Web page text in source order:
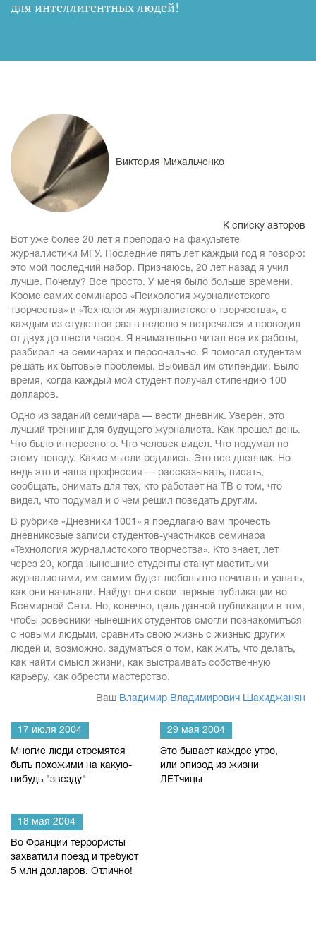
для интеллигентных людей!
Виктория Михальченко
К списку авторов
Вот уже более 20 лет я преподаю на факультете
журналистики МГУ. Последние пять лет каждый год я говорю:
это мой последний набор. Признаюсь, 20 лет назад я учил
лучше. Почему? Все просто. У меня было больше времени.
Кроме самих семинаров «Психология журналистского
творчества» и «Технология журналистского творчества», с
каждым из студентов раз в неделю я встречался и проводил
от двух до шести часов. Я внимательно читал все их работы,
разбирал на семинарах и персонально. Я помогал студентам
решать их бытовые проблемы. Выбивал им стипендии. Было
время, когда каждый мой студент получал стипендию 100
долларов.
Одно из заданий семинара — вести дневник. Уверен, это
лучший тренинг для будущего журналиста. Как прошел день.
Что было интересного. Что человек видел. Что подумал по
этому поводу. Какие мысли родились. Это все дневник. Но
ведь это и наша профессия — рассказывать, писать,
сообщать, снимать для тех, кто работает на ТВ о том, что
видел, что подумал и о чем решил поведать другим.
В рубрике «Дневники 1001» я предлагаю вам прочесть
дневниковые записи студентов-участников семинара
«Технология журналистского творчества». Кто знает, лет
через 20, когда нынешние студенты станут маститыми
журналистами, им самим будет любопытно почитать и узнать,
как они начинали. Найдут они свои первые публикации во
Всемирной Сети. Но, конечно, цель данной публикации в том,
чтобы ровесники нынешних студентов смогли познакомиться
с новыми людьми, сравнить свою жизнь с жизнью других
людей и, возможно, задуматься о том, как жить, что делать,
как найти смысл жизни, как выстраивать собственную
карьеру, как обрести мастерство.
Ваш Владимир Владимирович Шахиджанян
17 июля 2004
Многие люди стремятся
быть похожими на какую-
нибудь "звезду"
29 мая 2004
Это бывает каждое утро,
или эпизод из жизни
ЛЕТчицы
18 мая 2004
Во Франции террористы
захватили поезд и требуют
5 млн долларов. Отлично!